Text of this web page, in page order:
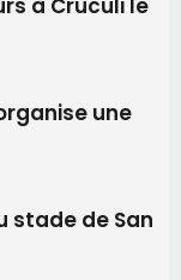
à Cruculi le
une
stade de San